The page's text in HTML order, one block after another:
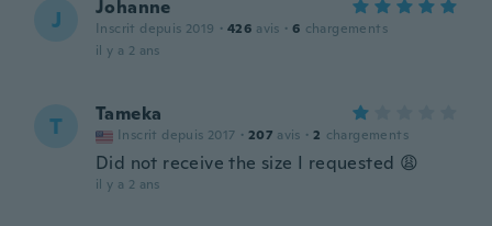
J Johanne
Inscrit depuis 2019 · 426 avis · 6 chargements
il y a 2 ans
T Tameka
Inscrit depuis 2017 · 207 avis · 2 chargements
Did not receive the size I requested 😩
il y a 2 ans